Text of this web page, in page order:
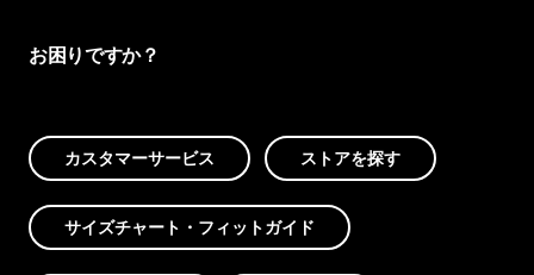
お困りですか？
カスタマーサービス ストアを探す
サイズチャート・フィットガイド